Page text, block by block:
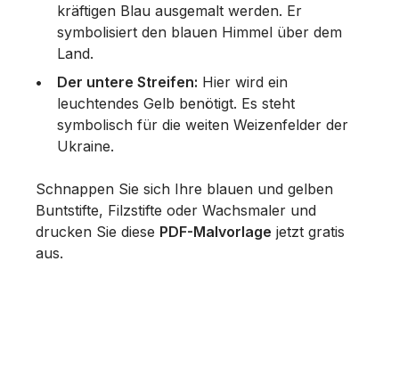
kräftigen Blau ausgemalt werden. Er
symbolisiert den blauen Himmel über dem
Land.
Der untere Streifen: Hier wird ein
leuchtendes Gelb benötigt. Es steht
symbolisch für die weiten Weizenfelder der
Ukraine.
Schnappen Sie sich Ihre blauen und gelben
Buntstifte, Filzstifte oder Wachsmaler und
drucken Sie diese PDF-Malvorlage jetzt gratis
aus.